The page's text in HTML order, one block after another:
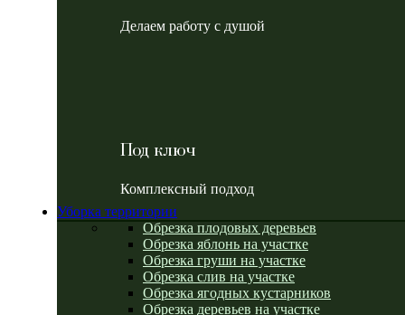
Делаем работу с душой
Под ключ
Комплексный подход
Уборка территории
Обрезка плодовых деревьев
Обрезка яблонь на участке
Обрезка груши на участке
Обрезка слив на участке
Обрезка ягодных кустарников
Обрезка деревьев на участке